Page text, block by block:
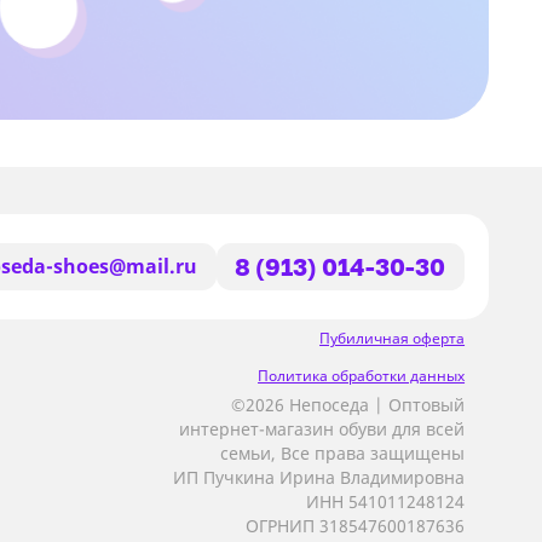
shoes@mail.ru 8 (913) 014-30-30
Пубиличная оферта
Политика обработки данных
©2026 Непоседа | Оптовый
интернет-магазин обуви для всей
семьи, Все права защищены
ИП Пучкина Ирина Владимировна
ИНН 541011248124
ОГРНИП 318547600187636